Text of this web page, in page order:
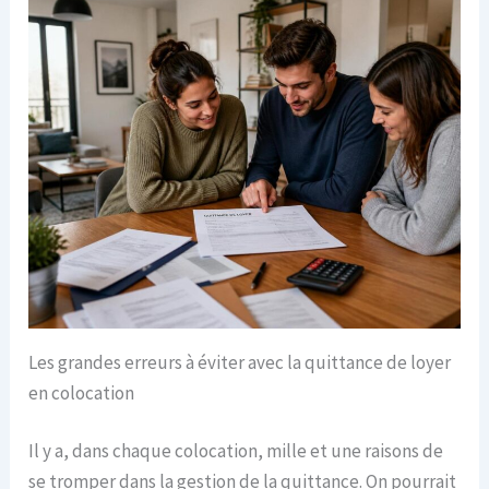
Les grandes erreurs à éviter avec la quittance de loyer
en colocation
Il y a, dans chaque colocation, mille et une raisons de
se tromper dans la gestion de la quittance. On pourrait